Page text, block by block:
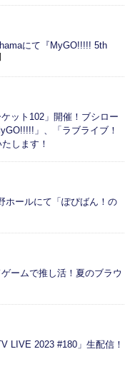
にて『MyGO!!!!! 5th
ット102」開催！ブシロー
」、「ラブライブ！
します！
ホールにて「ぽぴばん！の
ームで推し活！夏のブラウ
LIVE 2023 #180」生配信！